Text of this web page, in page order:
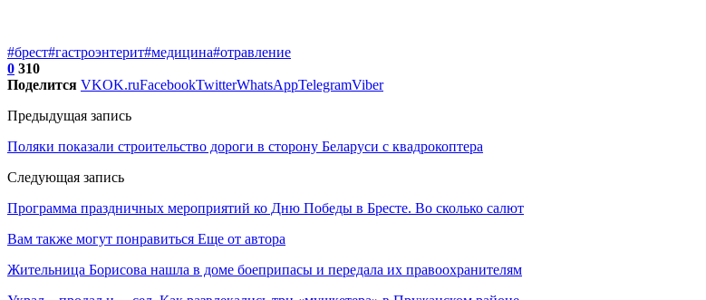
#брест#гастроэнтерит#медицина#отравление
0 310
Поделится VKOK.ruFacebookTwitterWhatsAppTelegramViber
Предыдущая запись
Поляки показали строительство дороги в сторону Беларуси с квадрокоптера
Следующая запись
Программа праздничных мероприятий ко Дню Победы в Бресте. Во сколько салют
Вам также могут понравиться Еще от автора
Жительница Борисова нашла в доме боеприпасы и передала их правоохранителям